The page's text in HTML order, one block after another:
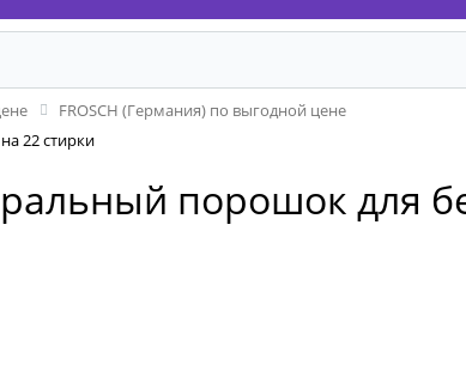
FROSCH (Германия) по выгодной цене
22 стирки
порошок для